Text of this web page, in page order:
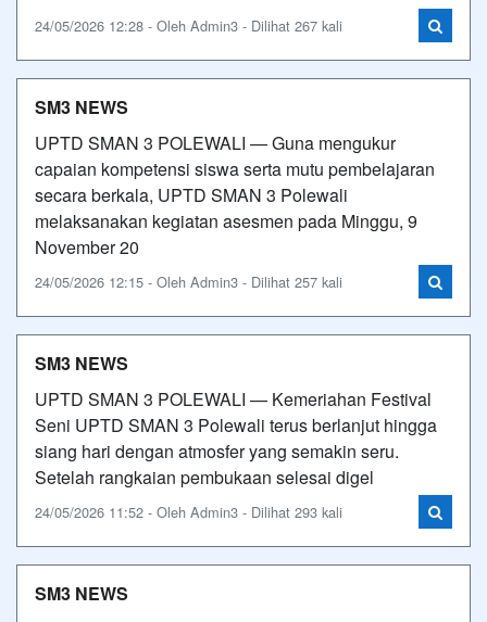
24/05/2026 12:28 - Oleh Admin3 - Dilihat 267 kali
SM3 NEWS
UPTD SMAN 3 POLEWALI — Guna mengukur
capaian kompetensi siswa serta mutu pembelajaran
secara berkala, UPTD SMAN 3 Polewali
melaksanakan kegiatan asesmen pada Minggu, 9
November 20
24/05/2026 12:15 - Oleh Admin3 - Dilihat 257 kali
SM3 NEWS
UPTD SMAN 3 POLEWALI — Kemeriahan Festival
Seni UPTD SMAN 3 Polewali terus berlanjut hingga
siang hari dengan atmosfer yang semakin seru.
Setelah rangkaian pembukaan selesai digel
24/05/2026 11:52 - Oleh Admin3 - Dilihat 293 kali
SM3 NEWS